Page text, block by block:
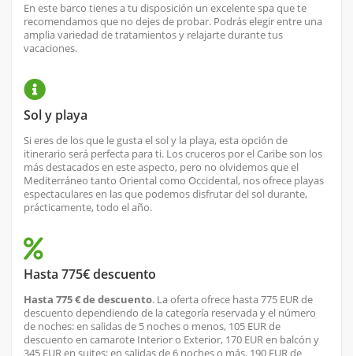
En este barco tienes a tu disposición un excelente spa que te
recomendamos que no dejes de probar. Podrás elegir entre una
amplia variedad de tratamientos y relajarte durante tus
vacaciones.
Sol y playa
Si eres de los que le gusta el sol y la playa, esta opción de
itinerario será perfecta para ti. Los cruceros por el Caribe son los
más destacados en este aspecto, pero no olvidemos que el
Mediterráneo tanto Oriental como Occidental, nos ofrece playas
espectaculares en las que podemos disfrutar del sol durante,
prácticamente, todo el año.
Hasta 775€ descuento
Hasta 775 € de descuento. La oferta ofrece hasta 775 EUR de
descuento dependiendo de la categoría reservada y el número
de noches: en salidas de 5 noches o menos, 105 EUR de
descuento en camarote Interior o Exterior, 170 EUR en balcón y
345 EUR en suites; en salidas de 6 noches o más, 190 EUR de